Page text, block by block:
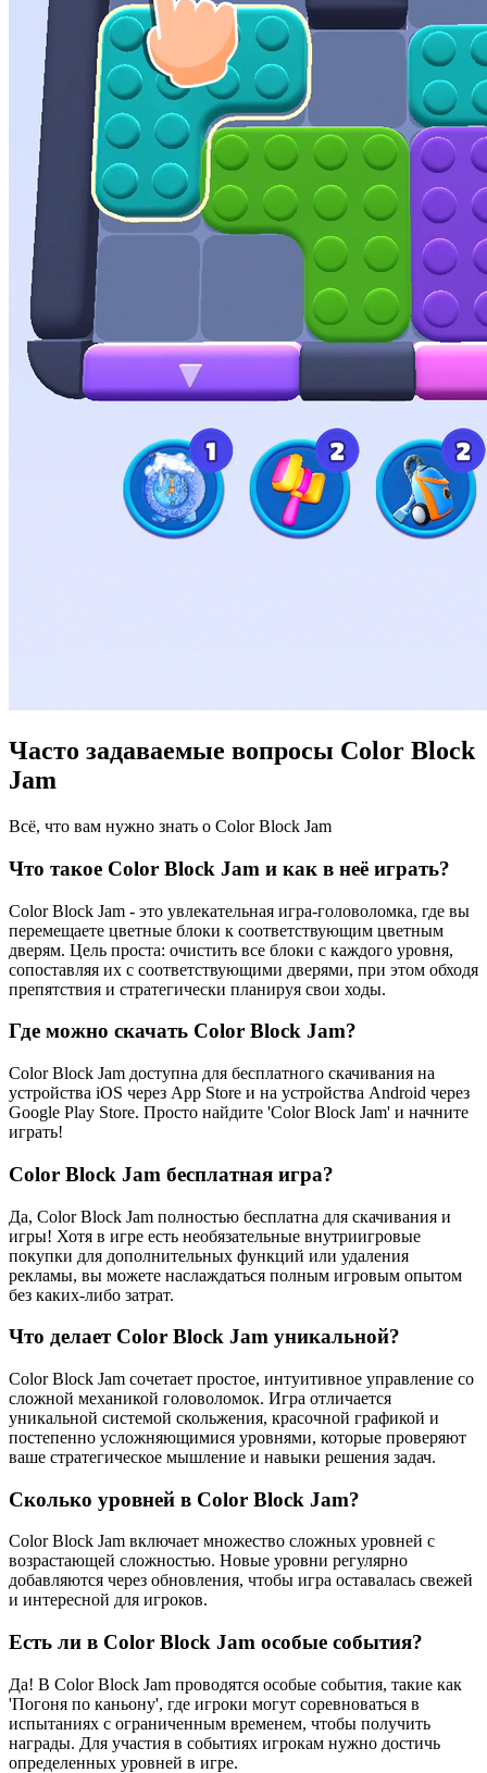
Часто задаваемые вопросы Color Block
Jam
Всё, что вам нужно знать о Color Block Jam
Что такое Color Block Jam и как в неё играть?
Color Block Jam - это увлекательная игра-головоломка, где вы
перемещаете цветные блоки к соответствующим цветным
дверям. Цель проста: очистить все блоки с каждого уровня,
сопоставляя их с соответствующими дверями, при этом обходя
препятствия и стратегически планируя свои ходы.
Где можно скачать Color Block Jam?
Color Block Jam доступна для бесплатного скачивания на
устройства iOS через App Store и на устройства Android через
Google Play Store. Просто найдите 'Color Block Jam' и начните
играть!
Color Block Jam бесплатная игра?
Да, Color Block Jam полностью бесплатна для скачивания и
игры! Хотя в игре есть необязательные внутриигровые
покупки для дополнительных функций или удаления
рекламы, вы можете наслаждаться полным игровым опытом
без каких-либо затрат.
Что делает Color Block Jam уникальной?
Color Block Jam сочетает простое, интуитивное управление со
сложной механикой головоломок. Игра отличается
уникальной системой скольжения, красочной графикой и
постепенно усложняющимися уровнями, которые проверяют
ваше стратегическое мышление и навыки решения задач.
Сколько уровней в Color Block Jam?
Color Block Jam включает множество сложных уровней с
возрастающей сложностью. Новые уровни регулярно
добавляются через обновления, чтобы игра оставалась свежей
и интересной для игроков.
Есть ли в Color Block Jam особые события?
Да! В Color Block Jam проводятся особые события, такие как
'Погоня по каньону', где игроки могут соревноваться в
испытаниях с ограниченным временем, чтобы получить
награды. Для участия в событиях игрокам нужно достичь
определенных уровней в игре.